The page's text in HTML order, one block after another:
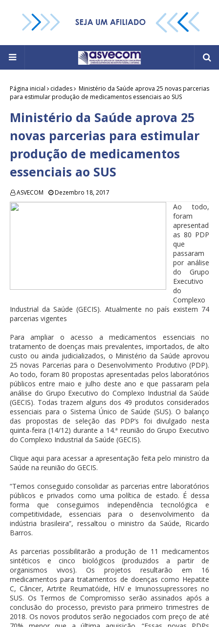
Página inicial cidades
Ministério da Saúde aprova 25 novas parcerias
para estimular produção de medicamentos essenciais ao SUS
Ministério da Saúde aprova 25
novas parcerias para estimular
produção de medicamentos
essenciais ao SUS
ASVECOM Dezembro 18, 2017
Ao todo,
foram
apresentad
as 80 PDP
que
passaram
por análise
do Grupo
Executivo
do
Complexo
Industrial da Saúde (GECIS). Atualmente no país existem 74
parcerias vigentes
Para ampliar o acesso a medicamentos essenciais no
tratamento de doenças mais prevalentes, importados, de alto
custo ou ainda judicializados, o Ministério da Saúde aprovou
25 novas Parcerias para o Desenvolvimento Produtivo (PDP).
Ao todo, foram 80 propostas apresentadas pelos laboratórios
públicos entre maio e julho deste ano e que passaram pela
análise do Grupo Executivo do Complexo Industrial da Saúde
(GECIS). Todas trazem alguns dos 49 produtos considerados
essenciais para o Sistema Único de Saúde (SUS). O balanço
das propostas de seleção das PDP’s foi divulgado nesta
quinta-feira (14/12) durante a 14.ª reunião do Grupo Executivo
do Complexo Industrial da Saúde (GECIS).
Clique aqui para acessar a apresentação feita pelo ministro da
Saúde na reunião do GECIS.
“Temos conseguido consolidar as parcerias entre laboratórios
públicos e privados como uma política de estado. É dessa
forma que conseguimos independência tecnológica e
competitividade, essenciais para o desenvolvimento da
indústria brasileira”, ressaltou o ministro da Saúde, Ricardo
Barros.
As parcerias possibilitarão a produção de 11 medicamentos
sintéticos e cinco biológicos (produzidos a partir de
organismos vivos). Os projetos resultarão em 16
medicamentos para tratamentos de doenças como Hepatite
C, Câncer, Artrite Reumatóide, HIV e Imunossupressores no
SUS. Os Termos de Compromisso serão assinados após a
conclusão do processo, previsto para primeiro trimestres de
2018. Os novos produtos serão negociados com preço de até